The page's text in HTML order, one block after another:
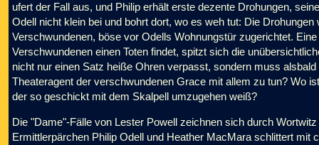
ufert der Fall aus, und Philip erhält erste dezente Drohungen,
Odell nicht klein bei und bohrt dort, wo es weh tut: Die
Verschwundenen, böse vor Odells Wohnungstür zugerichtet.
Verschwundenen einen Toten findet, spitzt sich die
nicht nur einen Satz heiße Ohren verpasst, sondern muss
Theateragent der verschwundenen Grace mit allem zu tun? Wo
der so geschickt mit dem Skalpell umzugehen weiß?
Die "Dame"-Fälle von Lester Powell zeichnen sich durch
Ermittlerpärchen Philip Odell und Heather MacMara schlittert mit